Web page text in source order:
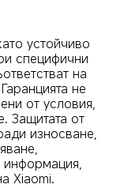
устойчиво
специфични
на
не
от условия,
Защитата от
износване,
Xiaomi.